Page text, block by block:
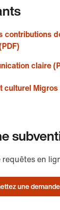
contributions
claire
culturel Migros
en
une demande